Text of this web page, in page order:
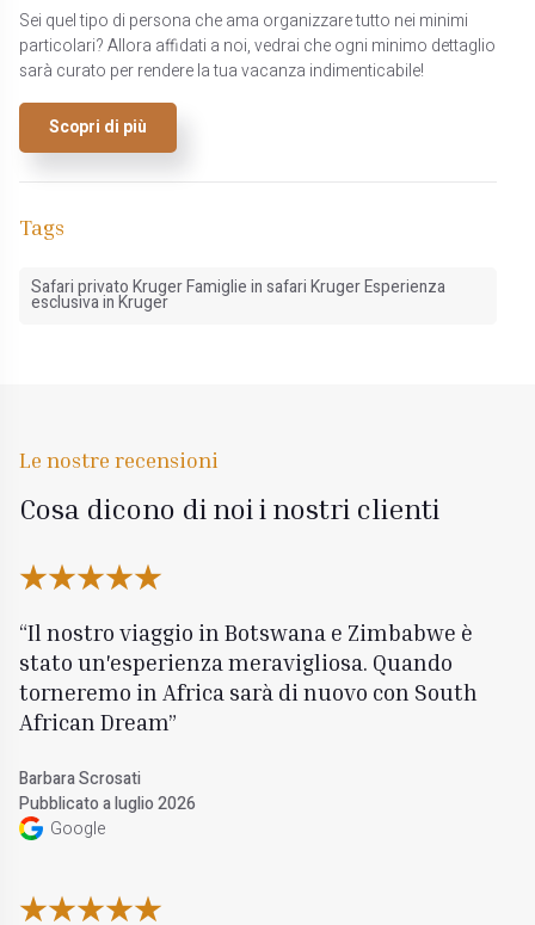
Sei quel tipo di persona che ama organizzare tutto nei minimi
particolari? Allora affidati a noi, vedrai che ogni minimo dettaglio
sarà curato per rendere la tua vacanza indimenticabile!
Scopri di più
Tags
Safari privato Kruger Famiglie in safari Kruger Esperienza
esclusiva in Kruger
Le nostre recensioni
Cosa dicono di noi i nostri clienti
Il nostro viaggio in Botswana e Zimbabwe è
stato un'esperienza meravigliosa. Quando
torneremo in Africa sarà di nuovo con South
African Dream
Barbara Scrosati
Pubblicato a luglio 2026
Google